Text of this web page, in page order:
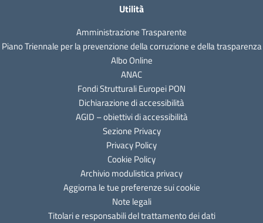
Utilità
Amministrazione Trasparente
Piano Triennale per la prevenzione della corruzione e della trasparenza
Albo Online
ANAC
Fondi Strutturali Europei PON
Dichiarazione di accessibilità
AGID – obiettivi di accessibilità
Sezione Privacy
Privacy Policy
Cookie Policy
Archivio modulistica privacy
Aggiorna le tue preferenze sui cookie
Note legali
Titolari e responsabili del trattamento dei dati